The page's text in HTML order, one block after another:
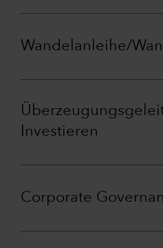
Wandelanleihe/
Investieren
Corporate